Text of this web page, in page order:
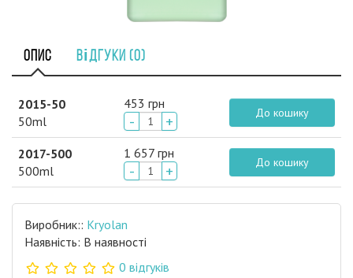
Опис Відгуки (0)
2015-50
50ml
453 грн
- + До кошику
2017-500
500ml
1 657 грн
- + До кошику
Виробник:: Kryolan
Наявність: В наявності
0 відгуків